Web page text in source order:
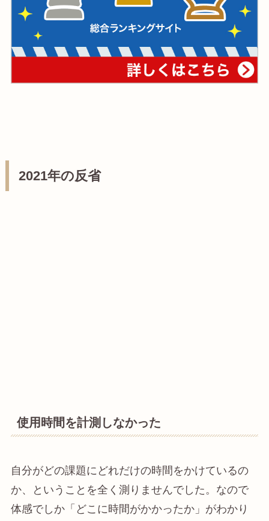
2021年の反省
使用時間を計測しなかった
自分がどの課題にどれだけの時間をかけているの
か、ということを全く測りませんでした。なので
体感でしか「どこに時間がかかったか」がわかり